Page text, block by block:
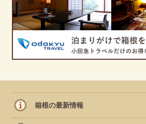
箱根の最新情報